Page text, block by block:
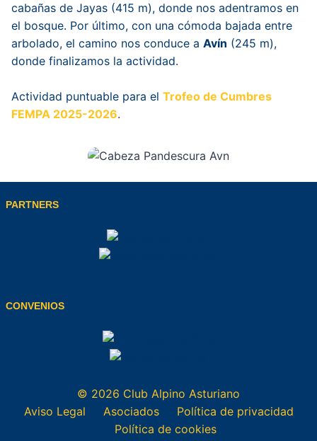
cabañas de Jayas (415 m), donde nos adentramos en
el bosque. Por último, con una cómoda bajada entre
arbolado, el camino nos conduce a Avín (245 m),
donde finalizamos la actividad.
Actividad puntuable para el Trofeo de Cumbres
FEMPA 2025-2026.
PARTNERS
CONVENIOS
© 2026 Club Alpino Asturiano
Aviso Legal
Asociados
Política de privacidad
Política de cookies